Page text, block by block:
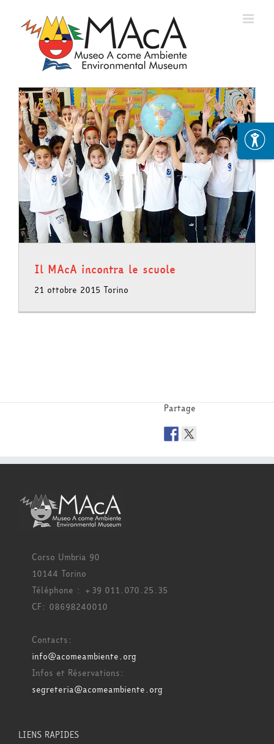
Il MAcA incontra le scuole
21 ottobre 2015 Torino
Partage
Corso Umbria 90
10144 Torino
Téléphone : +39 011.070.25.35
CF: 08698240010
Contacts:
info@acomeambiente.org
Infos et Réservations:
segreteria@acomeambiente.org
LIENS RAPIDES